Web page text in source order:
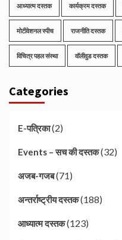
आध्यात्म दस्तक कार्यक्रम दस्तक
मोटीवेशनल स्पीच राजनीति दस्तक
विचित्र पहल संस्था वॉलीवुड दस्तक
Categories
E-पत्रिका(2)
Events – सच की दस्तक(32)
अजब-गजब(71)
अन्तर्राष्ट्रीय दस्तक(188)
आध्यात्म दस्तक(123)